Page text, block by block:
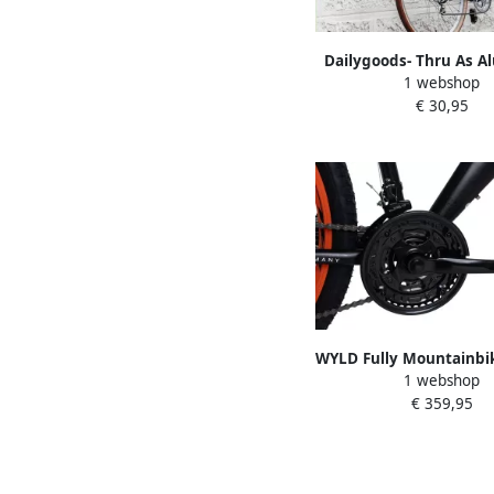
Dailygoods- Thru As
124 mm Steekas
Onderdeel
1 webshop
€ 30,95
WYLD Fully
– Zwart Oranje – 21
– Framemaat 47
1 webshop
€ 359,95